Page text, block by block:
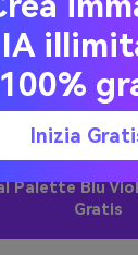
deck pulita su
e blocchi titoli,
icone
Palette Blu
Gratis
IA
100%
Inizia